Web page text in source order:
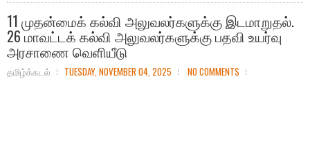
11 முதன்மைக் கல்வி அலுவலர்களுக்கு இடமாறுதல்.
26 மாவட்டக் கல்வி அலுவலர்களுக்கு பதவி உயர்வு
அரசாணை வெளியீடு
தமிழ்க்கடல் TUESDAY, NOVEMBER 04, 2025 NO COMMENTS